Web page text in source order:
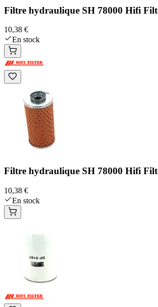
Filtre hydraulique SH 78000 Hifi
10,38 €
En stock
Filtre hydraulique SH 78000 Hifi
10,38 €
En stock